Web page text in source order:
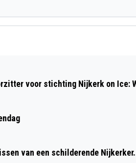
voor stichting Nijkerk on Ice:
van een schilderende